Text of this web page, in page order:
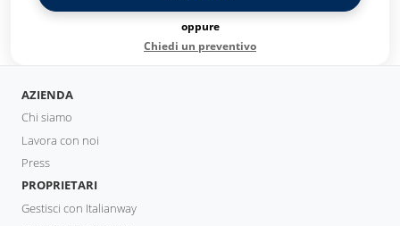
oppure
Chiedi un preventivo
AZIENDA
Chi siamo
Lavora con noi
Press
PROPRIETARI
Gestisci con Italianway